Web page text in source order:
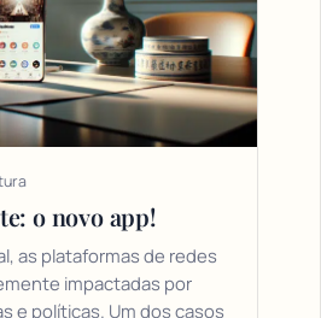
o novo app!
as plataformas de redes
impactadas por
e políticas. Um dos casos